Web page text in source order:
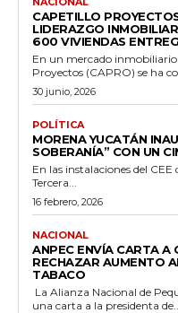
CAPETILLO
LIDERAZGO
600 VIVIENDAS
En un mercado
Proyectos (CAPRO) se ha
30 junio, 2026
POLÍTICA
MORENA YUCATÁN
SOBERANÍA” CON UN
En las instalaciones del
Tercera...
16 febrero, 2026
NACIONAL
ANPEC ENVÍA CARTA A
RECHAZAR AUMENTO
TABACO
La Alianza Nacional de
una carta a la presidenta de...